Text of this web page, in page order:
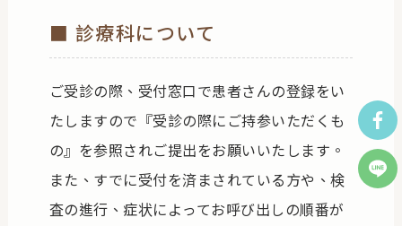
■ 診療科について
ご受診の際、受付窓口で患者さんの登録をい
たしますので『受診の際にご持参いただくも
の』を参照されご提出をお願いいたします。
また、すでに受付を済まされている方や、検
査の進行、症状によってお呼び出しの順番が